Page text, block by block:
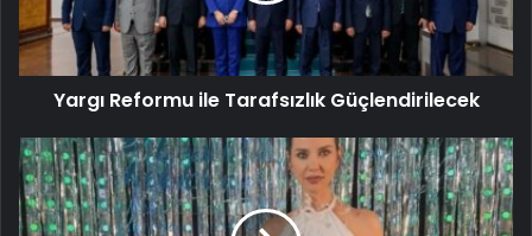
Yargı Reformu ile Tarafsızlık Güçlendirilecek